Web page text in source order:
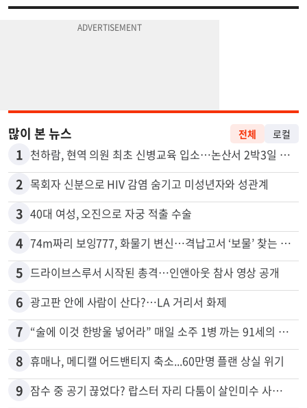
많이 본 뉴스 전체 로컬
1 천하람, 현역 의원 최초 신병교육 입소…논산서 2박3일 생활
2 목회자 신분으로 HIV 감염 숨기고 미성년자와 성관계
3 40대 여성, 오진으로 자궁 적출 수술
4 74m짜리 보잉777, 화물기 변신…격납고서 ‘보물’ 찾는 인천공항
5 드라이브스루서 시작된 총격…인앤아웃 참사 영상 공개
6 광고판 안에 사람이 산다?…LA 거리서 화제
7 “술에 이것 한방울 넣어라” 매일 소주 1병 까는 91세의 철칙
8 휴매나, 메디캘 어드밴티지 축소...60만명 플랜 상실 위기
9 잠수 중 공기 끊었다? 랍스터 자리 다툼이 살인미수 사건으로